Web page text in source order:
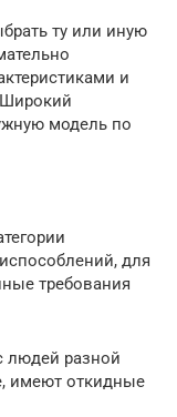
ту или иную
и
модель по
для
требования
людей разной
имеют откидные